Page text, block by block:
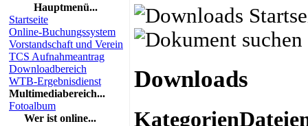
Hauptmenü...
Startseite
Online-Buchungssystem
Vorstandschaft und Verein
TCS Aufnahmeantrag
Downloadbereich
WTB-Ergebnisdienst
Multimediabereich...
Fotoalbum
Wer ist online...
Downloads
Kategorien